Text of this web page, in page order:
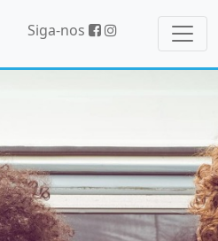
Siga-nos